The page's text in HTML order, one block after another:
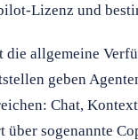
Lizenz und
allgemeine
geben
Chat,
sogenannte